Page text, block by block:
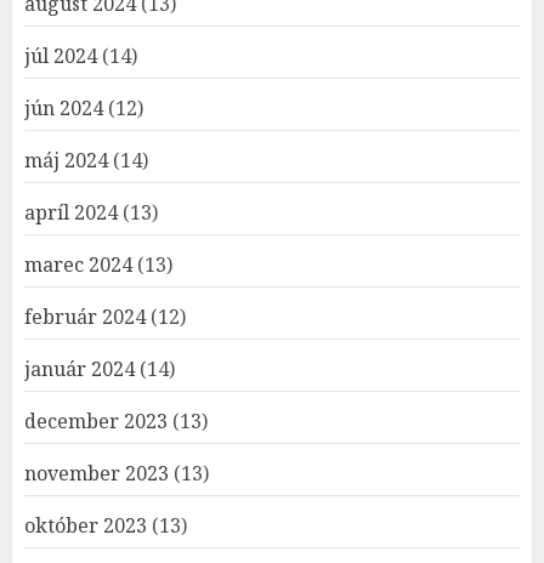
júl 2024(14)
jún 2024(12)
máj 2024(14)
apríl 2024(13)
marec 2024(13)
február 2024(12)
január 2024(14)
december 2023 (13)
november 2023 (13)
október 2023 (13)